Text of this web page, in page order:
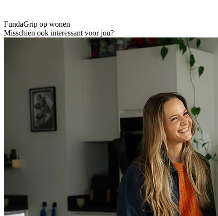
FundaGrip op wonen
Misschien ook interessant voor jou?